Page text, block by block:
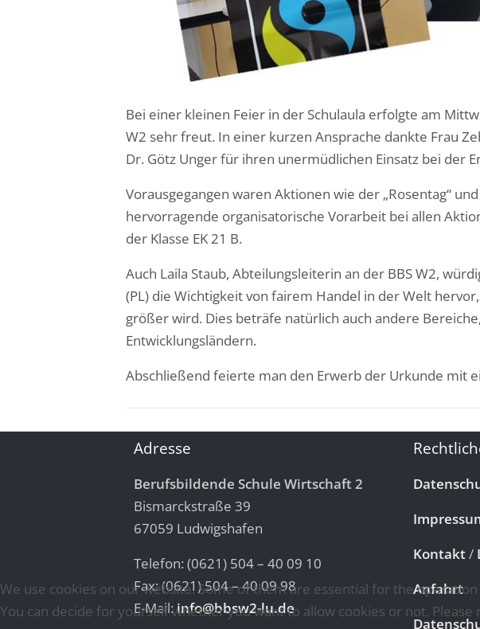
Bei einer kleinen Feier in der Schulaula erfolgte am
W2 sehr freut. In einer kurzen Ansprache dankte Frau
Dr. Götz Unger für ihren unermüdlichen Einsatz bei der
Vorausgegangen waren Aktionen wie der „Rosentag“
hervorragende organisatorische Vorarbeit bei allen
der Klasse EK 21 B.
Auch Laila Staub, Abteilungsleiterin an der BBS W2,
(PL) die Wichtigkeit von fairem Handel in der Welt
größer wird. Dies beträfe natürlich auch andere
Entwicklungsländern.
Abschließend feierte man den Erwerb der Urkunde mit
Adresse
Berufsbildende Schule Wirtschaft 2
Bismarckstraße 39
67059 Ludwigshafen
Telefon: (0621) 504 – 40 09 10
Fax: (0621) 504 – 40 09 98
E-Mail:info@bbsw2-lu.de
Kontakt/
Anfahrt
We use cookies on our website. Some of them are essential for the
You can decide for yourself whether you want to allow cookies or not.